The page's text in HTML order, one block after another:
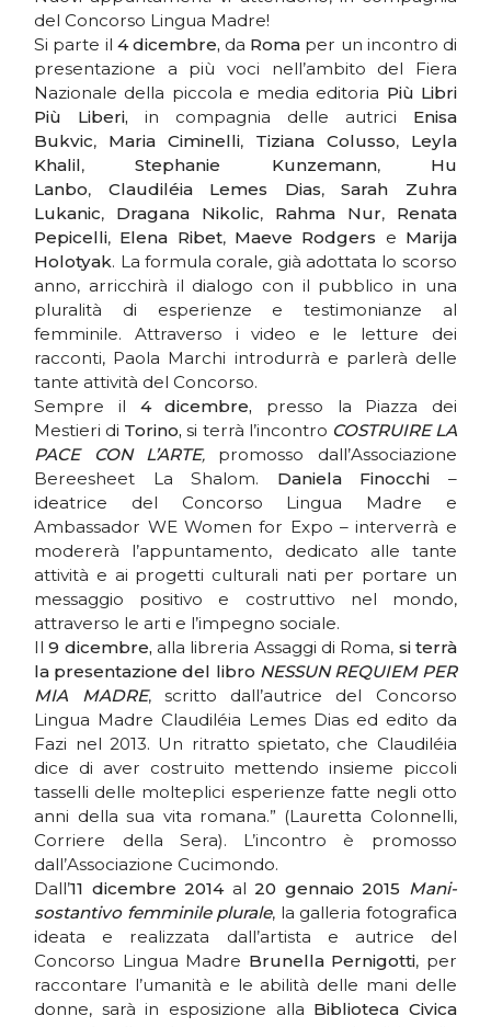
del Concorso Lingua Madre!
Si parte il 4 dicembre, da Roma per un incontro di
presentazione a più voci nell’ambito del Fiera
Nazionale della piccola e media editoria Più Libri
Più Liberi,in compagnia delle autrici Enisa
Bukvic, Maria Ciminelli, Tiziana Colusso, Leyla
Khalil,Stephanie Kunzemann,Hu
Lanbo, Claudiléia Lemes Dias,Sarah Zuhra
Lukanic, Dragana Nikolic, Rahma Nur, Renata
Pepicelli, Elena Ribet, Maeve Rodgers e Marija
Holotyak. La formula corale, già adottata lo scorso
anno, arricchirà il dialogo con il pubblico in una
pluralità di esperienze e testimonianze al
femminile. Attraverso i video e le letture dei
racconti, Paola Marchi introdurrà e parlerà delle
tante attività del Concorso.
Sempre il 4 dicembre, presso la Piazza dei
Mestieri di Torino,si terrà l’incontro COSTRUIRE LA
PACE CON L’ARTE, promosso dall’Associazione
Bereesheet La Shalom. Daniela Finocchi –
ideatrice del Concorso Lingua Madre e
Ambassador WE Women for Expo – interverrà e
modererà l’appuntamento, dedicato alle tante
attività e ai progetti culturali nati per portare un
messaggio positivo e costruttivo nel mondo,
attraverso le arti e l’impegno sociale.
Il 9 dicembre, alla libreria Assaggi di Roma, si terrà
la presentazione del libro NESSUN REQUIEM PER
MIA MADRE, scritto dall’autrice del Concorso
Lingua Madre Claudiléia Lemes Dias ed edito da
Fazi nel 2013. Un ritratto spietato, che Claudiléia
dice di aver costruito mettendo insieme piccoli
tasselli delle molteplici esperienze fatte negli otto
anni della sua vita romana.” (Lauretta Colonnelli,
Corriere della Sera). L’incontro è promosso
dall’Associazione Cucimondo.
Dall’11 dicembre 2014al 20 gennaio 2015 Mani-
sostantivo femminile plurale, la galleria fotografica
ideata e realizzata dall’artista e autrice del
Concorso Lingua Madre Brunella Pernigotti, per
raccontare l’umanità e le abilità delle mani delle
donne, sarà in esposizione alla Biblioteca Civica